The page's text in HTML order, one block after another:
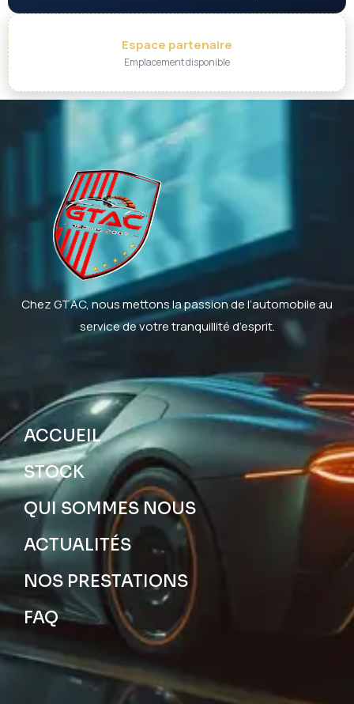
Espace partenaire
Emplacement disponible
Chez GTAC, nous mettons la passion de l’automobile au
service de votre tranquillité d’esprit.
ACCUEIL
STOCK
QUI SOMMES NOUS
ACTUALITÉS
NOS PRESTATIONS
FAQ